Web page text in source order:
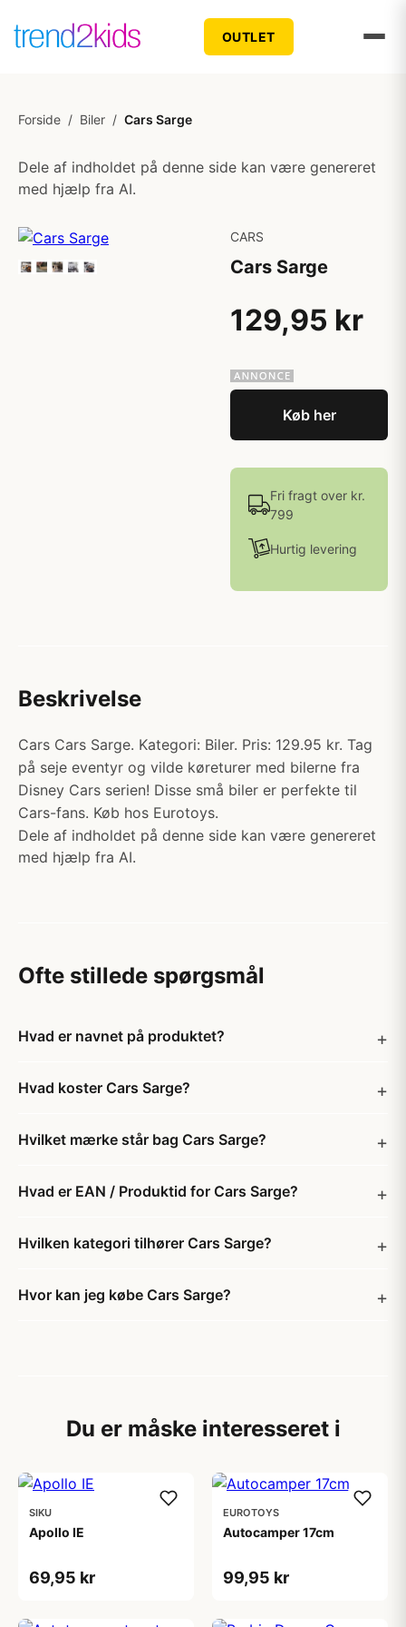
OUTLET
Forside / Biler / Cars Sarge
Dele af indholdet på denne side kan være genereret
med hjælp fra AI.
CARS
Cars Sarge
129,95 kr
Køb her
Fri fragt over kr.
799
Hurtig levering
Beskrivelse
Cars Cars Sarge. Kategori: Biler. Pris: 129.95 kr. Tag
på seje eventyr og vilde køreturer med bilerne fra
Disney Cars serien! Disse små biler er perfekte til
Cars-fans. Køb hos Eurotoys.
Dele af indholdet på denne side kan være genereret
med hjælp fra AI.
Ofte stillede spørgsmål
Hvad er navnet på produktet?
Hvad koster Cars Sarge?
Hvilket mærke står bag Cars Sarge?
Hvad er EAN / Produktid for Cars Sarge?
Hvilken kategori tilhører Cars Sarge?
Hvor kan jeg købe Cars Sarge?
Du er måske interesseret i
SIKU
Apollo IE
69,95 kr
EUROTOYS
Autocamper 17cm
99,95 kr